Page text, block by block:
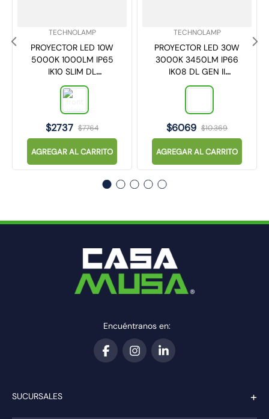
TECHNOLAMP
PROYECTOR LED 10W
5000K 1000LM IP65
IK10 SLIM DL
TECHNOLAMP
$7764
$2737
AGREGAR AL CARRITO
TECHNOLAMP
PROYECTOR LED 30W
3000K 3450LM IP66
IK08 DL GEN II
TECHNOLAMP
$10.369
$6069
AGREGAR AL CARRITO
Encuéntranos en:
SUCURSALES +